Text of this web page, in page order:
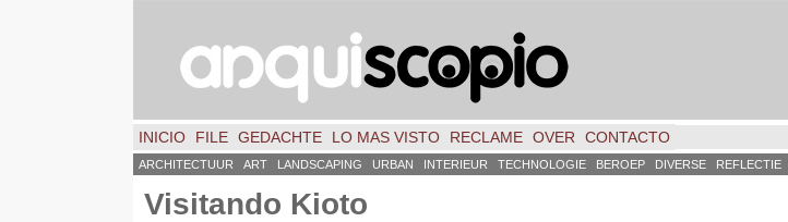
INICIO FILE GEDACHTE LO MAS VISTO RECLAME OVER CONTACTO
ARCHITECTUUR ART LANDSCAPING URBAN INTERIEUR TECHNOLOGIE BEROEP DIVERSE REFLECTIE
Visitando Kioto